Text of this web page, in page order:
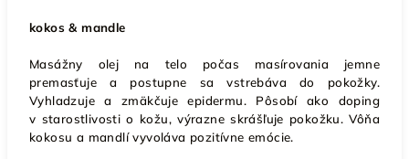
kokos & mandle
Masážny olej na telo počas masírovania jemne
premasťuje a postupne sa vstrebáva do pokožky.
Vyhladzuje a zmäkčuje epidermu. Pôsobí ako doping
v starostlivosti o kožu, výrazne skrášľuje pokožku. Vôňa
kokosu a mandlí vyvoláva pozitívne emócie.